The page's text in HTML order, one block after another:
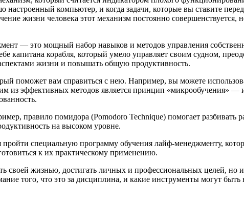
компьютер, и когда задачи, которые вы ставите
жизни человека этот механизм постоянно совершенствуется,
— это мощный набор навыков и методов управления
капитана корабля, который умело управляет своим судном,
жизни и повышать общую продуктивность.
поможет вам справиться с нею. Например, вы можете
из эффективных методов является принцип «микрообучения» —
правило помидора (Pomodoro Technique) помогает разбивать
на высоком уровне.
специальную программу обучения лайф-менеджменту,
к их практическому применению.
своей жизнью, достигать личных и профессиональных целей,
того, что это за дисциплина, и какие инструменты могут